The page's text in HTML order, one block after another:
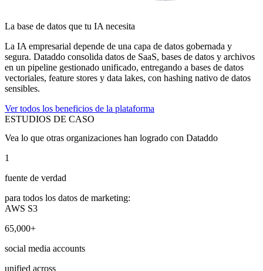
La base de datos que tu IA necesita
La IA empresarial depende de una capa de datos gobernada y
segura. Dataddo consolida datos de SaaS, bases de datos y archivos
en un pipeline gestionado unificado, entregando a bases de datos
vectoriales, feature stores y data lakes, con hashing nativo de datos
sensibles.
Ver todos los beneficios de la plataforma
ESTUDIOS DE CASO
Vea lo que otras organizaciones han logrado con Dataddo
1
fuente de verdad
para todos los datos de marketing:
AWS S3
65,000+
social media accounts
unified across